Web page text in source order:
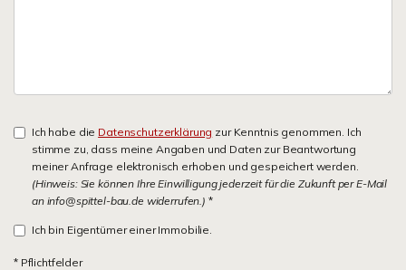
Ich habe die Datenschutzerklärung zur Kenntnis genommen. Ich
stimme zu, dass meine Angaben und Daten zur Beantwortung
meiner Anfrage elektronisch erhoben und gespeichert werden.
(Hinweis: Sie können Ihre Einwilligung jederzeit für die Zukunft per E-Mail
an info@spittel-bau.de widerrufen.) *
Ich bin Eigentümer einer Immobilie.
* Pflichtfelder